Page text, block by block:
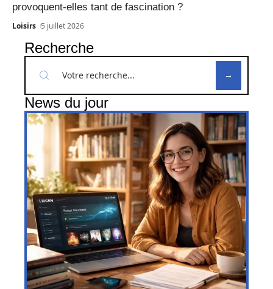
provoquent-elles tant de fascination ?
Loisirs 5 juillet 2026
Recherche
News du jour